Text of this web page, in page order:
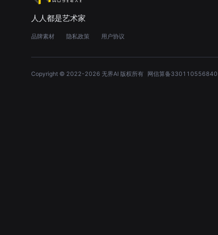
人人都是艺术家
品牌素材 隐私政策 用户协议
Copyright © 2022-2026 无界AI 版权所有 网信算备